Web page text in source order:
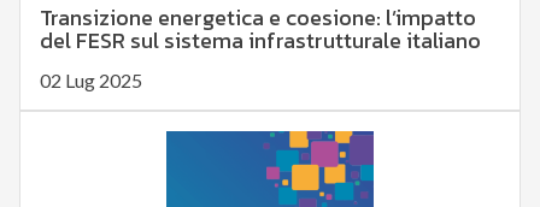
Transizione energetica e coesione: l’impatto
del FESR sul sistema infrastrutturale italiano
02 Lug 2025